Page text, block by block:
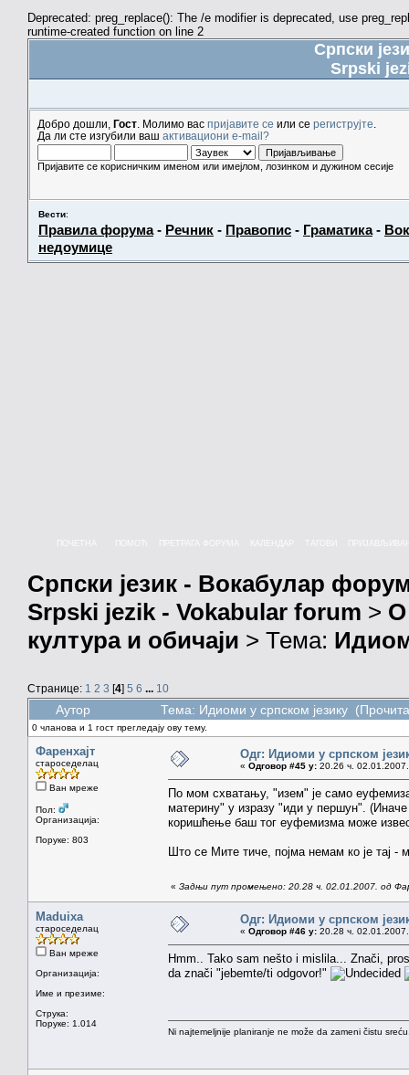
Deprecated: preg_replace(): The /e modifier is deprecated, use
runtime-created function on line 2
Српски
Srpski
Добро дошли, Гост . Молимо вас пријавите се или се региструјте
Да ли сте изгубили ваш активациони e-mail?
Пријавите се корисничким именом или имејлом, лозинком и дужином сесије
Вести:
Правила форума- Речник - Правопис - Граматика-
недоумице
КАЛЕНДАР
Српски језик - Вокабулар
Srpski jezik - Vokabular forum > О
култура и обичаји > Тема:
Странице: 1 2 3 [4] 5 6 ... 10
Аутор Тема: Идиоми у српском језику
0 чланова и 1 гост прегледају ову тему.
Фаренхајт
староседелац
Ван мреже
Пол:
Организација:
Поруке: 803
Одг: Идиоми у српском
« Одговор #45 у: 20.26 ч.
По мом схватању, "изем" је само
материну" у изразу "иди у першун". (Иначе
коришћење баш тог еуфемизма може
Што се Мите тиче, појма немам ко је тај -
« Задњи пут промењено: 20.28 ч. 02.01.2007. од
Maduixa
староседелац
Ван мреже
Организација:
Име и презиме:
Струка:
Поруке: 1.014
Одг: Идиоми у српском
« Одговор #46 у: 20.28 ч.
Hmm.. Tako sam nešto i mislila... Znači,
da znači "jebemte/ti odgovor!"
Ni najtemeljnije planiranje ne može da zameni čistu